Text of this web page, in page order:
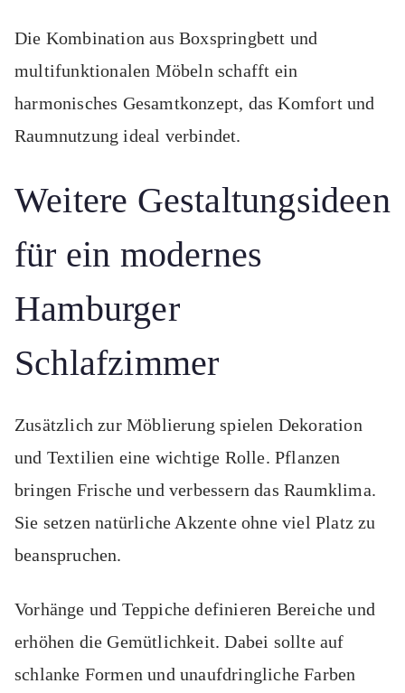
Die Kombination aus Boxspringbett und
multifunktionalen Möbeln schafft ein
harmonisches Gesamtkonzept, das Komfort und
Raumnutzung ideal verbindet.
Weitere Gestaltungsideen
für ein modernes
Hamburger
Schlafzimmer
Zusätzlich zur Möblierung spielen Dekoration
und Textilien eine wichtige Rolle. Pflanzen
bringen Frische und verbessern das Raumklima.
Sie setzen natürliche Akzente ohne viel Platz zu
beanspruchen.
Vorhänge und Teppiche definieren Bereiche und
erhöhen die Gemütlichkeit. Dabei sollte auf
schlanke Formen und unaufdringliche Farben